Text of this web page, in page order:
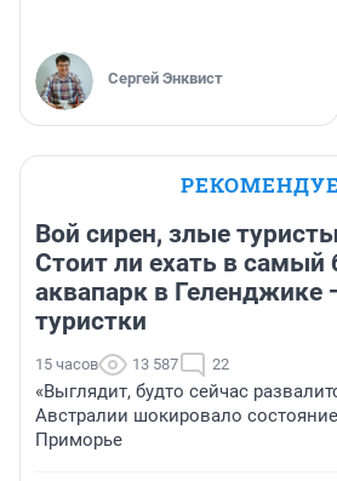
Сергей Энквист
Вой сирен, злые
Стоит ли ехать в самый
аквапарк в Геленджике
туристки
15 часов 13 587 22
«Выглядит, будто сейчас
Австралии шокировало
Приморье